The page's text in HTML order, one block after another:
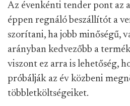
Az évenkénti tender pont az
éppen regnáló beszállítót a
szorítani, ha jobb minőségű,
arányban kedvezőbb a
viszont ez arra is lehetőség,
próbálják az év közbeni
többletköltségeiket.